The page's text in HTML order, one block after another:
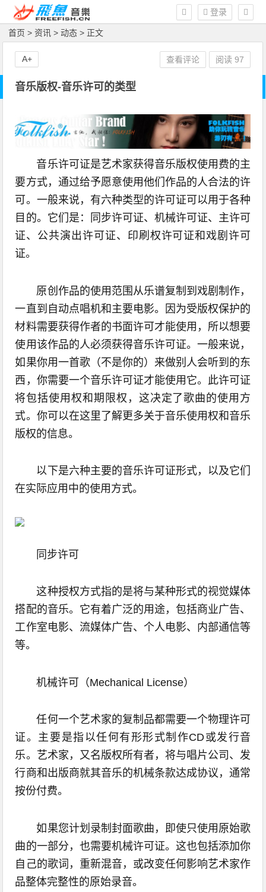
登录
首页 >资讯 >动态 > 正文
音乐版权-音乐许可的类型
音乐许可证是艺术家获得音乐版权使用费的主
要方式，通过给予愿意使用他们作品的人合法的许
可。一般来说，有六种类型的许可证可以用于各种
目的。它们是：同步许可证、机械许可证、主许可
证、公共演出许可证、印刷权许可证和戏剧许可
证。
原创作品的使用范围从乐谱复制到戏剧制作，
一直到自动点唱机和主要电影。因为受版权保护的
材料需要获得作者的书面许可才能使用，所以想要
使用该作品的人必须获得音乐许可证。一般来说，
如果你用一首歌（不是你的）来做别人会听到的东
西，你需要一个音乐许可证才能使用它。此许可证
将包括使用权和期限权，这决定了歌曲的使用方
式。你可以在这里了解更多关于音乐使用权和音乐
版权的信息。
以下是六种主要的音乐许可证形式，以及它们
在实际应用中的使用方式。
同步许可
这种授权方式指的是将与某种形式的视觉媒体
搭配的音乐。它有着广泛的用途，包括商业广告、
工作室电影、流媒体广告、个人电影、内部通信等
等。
机械许可（Mechanical License）
任何一个艺术家的复制品都需要一个物理许可
证。主要是指以任何有形形式制作CD或发行音
乐。艺术家，又名版权所有者，将与唱片公司、发
行商和出版商就其音乐的机械条款达成协议，通常
按份付费。
如果您计划录制封面歌曲，即使只使用原始歌
曲的一部分，也需要机械许可证。这也包括添加你
自己的歌词，重新混音，或改变任何影响艺术家作
品整体完整性的原始录音。
查看评论 阅读97
A+